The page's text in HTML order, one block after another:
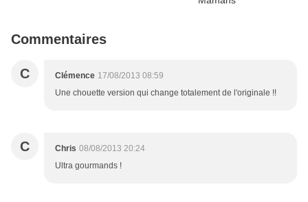
Commentaires
C Clémence 17/08/2013 08:59
Une chouette version qui change totalement de l'originale !!
C Chris 08/08/2013 20:24
Ultra gourmands !